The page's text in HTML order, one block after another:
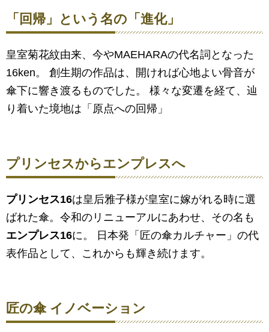
「回帰」という名の「進化」
皇室菊花紋由来、今やMAEHARAの代名詞となった
16ken。 創生期の作品は、開ければ心地よい骨音が
傘下に響き渡るものでした。 様々な変遷を経て、辿
り着いた境地は「原点への回帰」
プリンセスからエンプレスへ
プリンセス16は皇后雅子様が皇室に嫁がれる時に選
ばれた傘。令和のリニューアルにあわせ、その名も
エンプレス16に。 日本発「匠の傘カルチャー」の代
表作品として、これからも輝き続けます。
匠の傘 イノベーション